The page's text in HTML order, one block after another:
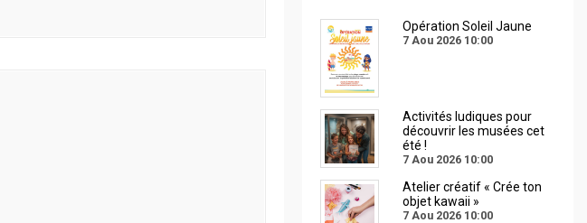
Opération Soleil Jaune
7 Aou 2026 10:00
Activités ludiques pour
découvrir les musées cet
été !
7 Aou 2026 10:00
Atelier créatif « Crée ton
objet kawaii »
7 Aou 2026 10:00